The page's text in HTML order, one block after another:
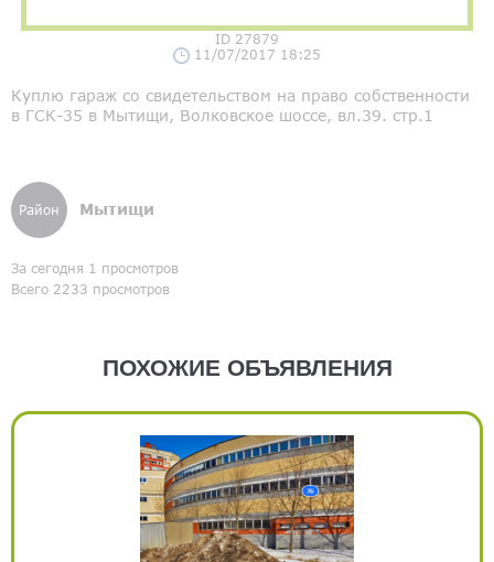
ID 27879
11/07/2017 18:25
Куплю гараж со свидетельством на право собственности
в ГСК-35 в Мытищи, Волковское шоссе, вл.39. стр.1
Район Мытищи
За сегодня 1 просмотров
Всего 2233 просмотров
ПОХОЖИЕ ОБЪЯВЛЕНИЯ